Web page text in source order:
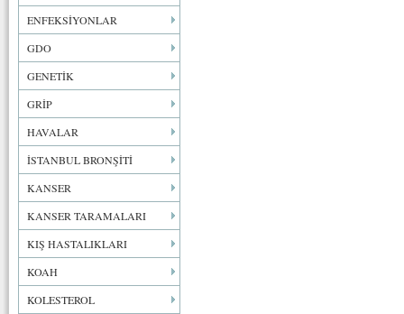
ENFEKSİYONLAR
GDO
GENETİK
GRİP
HAVALAR
İSTANBUL BRONŞİTİ
KANSER
KANSER TARAMALARI
KIŞ HASTALIKLARI
KOAH
KOLESTEROL